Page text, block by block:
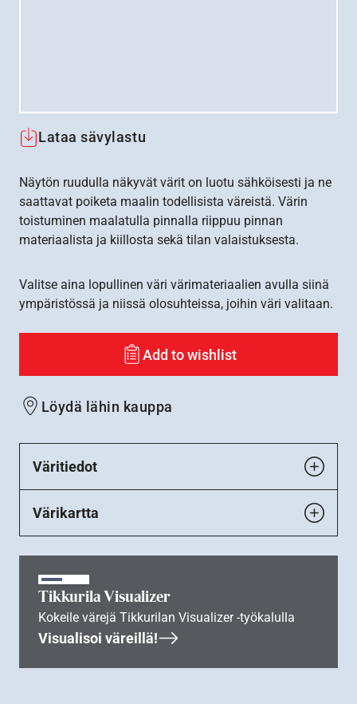
Lataa sävylastu
Näytön ruudulla näkyvät värit on luotu sähköisesti ja ne
saattavat poiketa maalin todellisista väreistä. Värin
toistuminen maalatulla pinnalla riippuu pinnan
materiaalista ja kiillosta sekä tilan valaistuksesta.
Valitse aina lopullinen väri värimateriaalien avulla siinä
ympäristössä ja niissä olosuhteissa, joihin väri valitaan.
Add to wishlist
Löydä lähin kauppa
Väritiedot
Värikartta
Tikkurila Visualizer
Kokeile värejä Tikkurilan Visualizer -työkalulla
Visualisoi väreillä!